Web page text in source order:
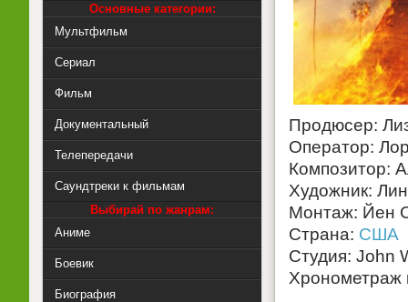
Продюсер:
Оператор:
Композитор:
Художник:
Монтаж: Йен
Страна: США
Студия: John
Хронометраж
Основные категории:
Мультфильм
Сериал
Фильм
Документальный
Телепередачи
Саундтреки к фильмам
Выбирай по жанрам:
Аниме
Боевик
Биография